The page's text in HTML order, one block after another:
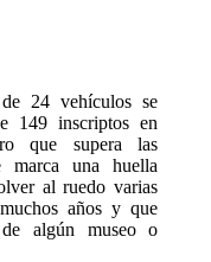
24 vehículos se
149 inscriptos en
que supera las
marca una huella
al ruedo varias
años y que
algún museo o